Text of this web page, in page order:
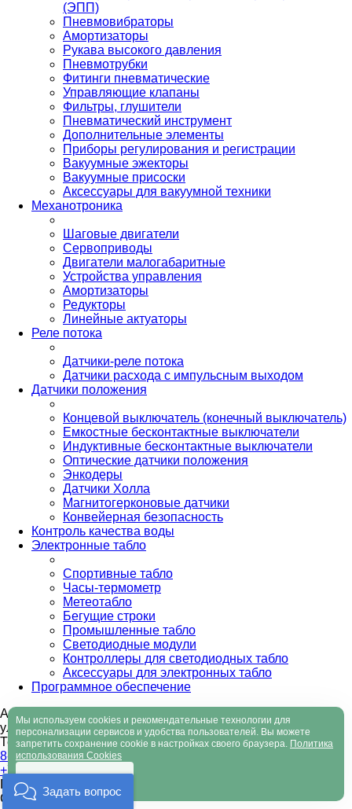
(ЭПП)
Пневмовибраторы
Амортизаторы
Рукава высокого давления
Пневмотрубки
Фитинги пневматические
Управляющие клапаны
Фильтры, глушители
Пневматический инструмент
Дополнительные элементы
Приборы регулирования и регистрации
Вакуумные эжекторы
Вакуумные присоски
Аксессуары для вакуумной техники
Механотроника
Шаговые двигатели
Сервоприводы
Двигатели малогабаритные
Устройства управления
Амортизаторы
Редукторы
Линейные актуаторы
Реле потока
Датчики-реле потока
Датчики расхода с импульсным выходом
Датчики положения
Концевой выключатель (конечный выключатель)
Емкостные бесконтактные выключатели
Индуктивные бесконтактные выключатели
Оптические датчики положения
Энкодеры
Датчики Холла
Магнитогерконовые датчики
Конвейерная безопасность
Контроль качества воды
Электронные табло
Спортивные табло
Часы-термометр
Метеотабло
Бегущие строки
Промышленные табло
Светодиодные модули
Контроллеры для светодиодных табло
Аксессуары для электронных табло
Программное обеспечение
Адрес: Санкт-Петербург, Мурино,
ул. Ясная, д. 11Девяткино
Телефон: +7 (812) 327-32-74
8-800-550-32-74
+7 (911) 928-32-74 (МТС)
Пн - Пт: с 9:00 до 18:00
Сб: с 9:00 до 16:00
Мы используем cookies и рекомендательные технологии для
персонализации сервисов и удобства пользователей. Вы можете
запретить сохранение cookie в настройках своего браузера. Политика
использования Cookies
Задать вопрос